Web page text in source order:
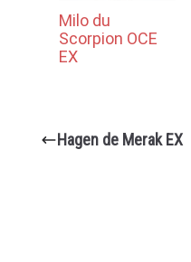
Milo du
Scorpion OCE
EX
Hagen de Merak EX